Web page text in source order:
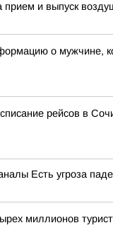
и выпуск
о мужчине,
рейсов в
Есть угроза
миллионов